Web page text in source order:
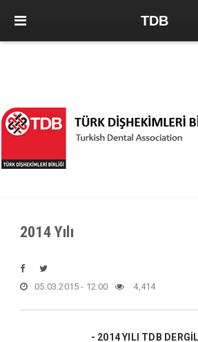
TDB
2014 Yılı
05.03.2015 - 12:00 4,414
- 2014 YILI TDB